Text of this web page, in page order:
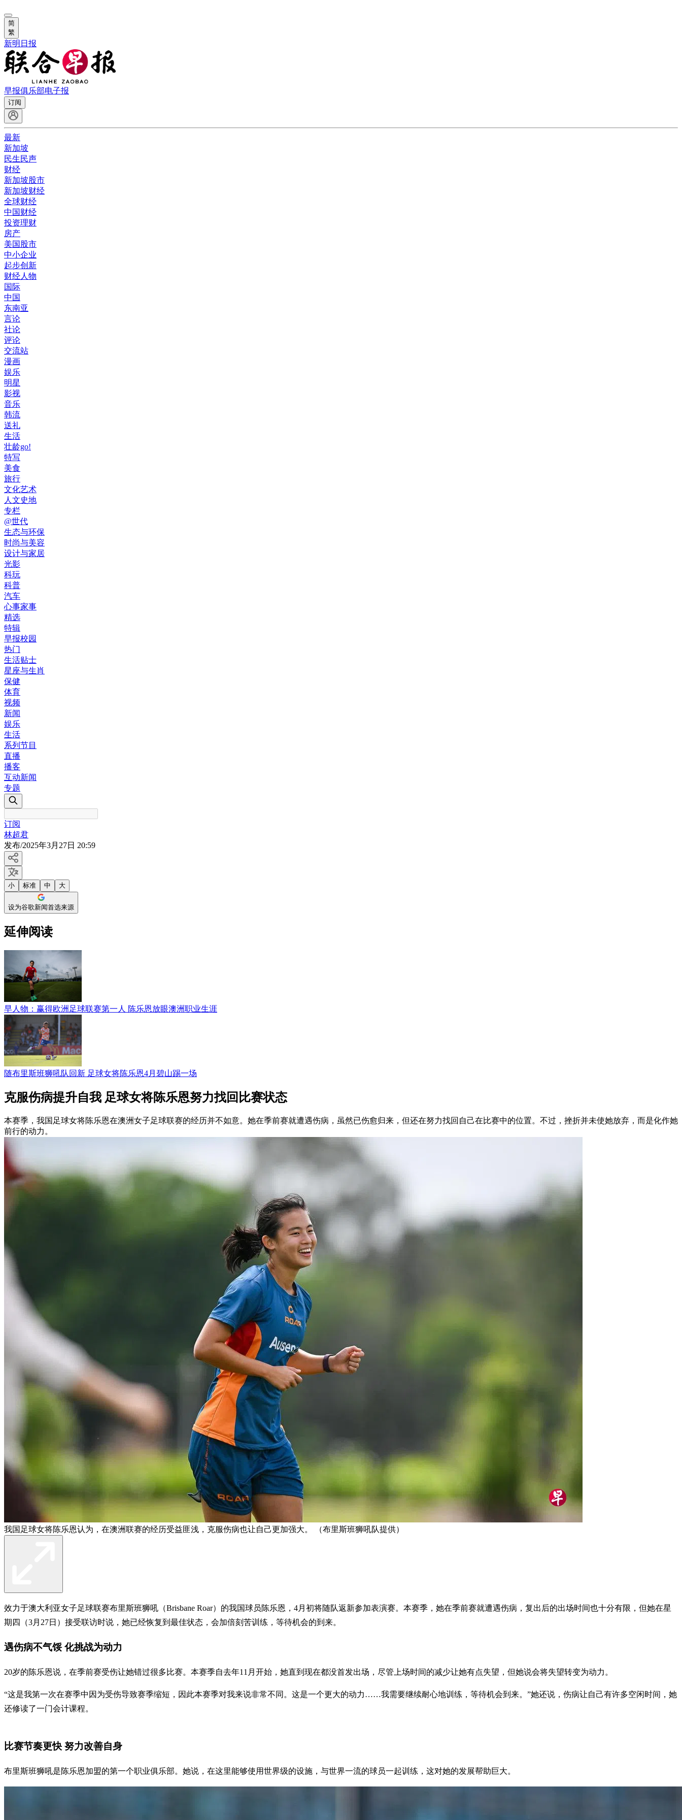
简
繁
新明日报
早报俱乐部电子报
订阅
最新
新加坡
民生民声
财经
新加坡股市
新加坡财经
全球财经
中国财经
投资理财
房产
美国股市
中小企业
起步创新
财经人物
国际
中国
东南亚
言论
社论
评论
交流站
漫画
娱乐
明星
影视
音乐
韩流
送礼
生活
壮龄go!
特写
美食
旅行
文化艺术
人文史地
专栏
@世代
生态与环保
时尚与美容
设计与家居
光影
科玩
科普
汽车
心事家事
精选
特辑
早报校园
热门
生活贴士
星座与生肖
保健
体育
视频
新闻
娱乐
生活
系列节目
直播
播客
互动新闻
专题
订阅
林超君
发布/2025年3月27日 20:59
小 标准 中 大
设为谷歌新闻首选来源
延伸阅读
早人物：赢得欧洲足球联赛第一人 陈乐恩放眼澳洲职业生涯
随布里斯班狮吼队回新 足球女将陈乐恩4月碧山踢一场
克服伤病提升自我 足球女将陈乐恩努力找回比赛状态
本赛季，我国足球女将陈乐恩在澳洲女子足球联赛的经历并不如意。她在季前赛就遭遇伤病，虽然已伤愈归来，但还在努力找回自己在比赛中的位置。不过，挫折并未使她放弃，而是化作她
前行的动力。
我国足球女将陈乐恩认为，在澳洲联赛的经历受益匪浅，克服伤病也让自己更加强大。 （布里斯班狮吼队提供）
效力于澳大利亚女子足球联赛布里斯班狮吼（Brisbane Roar）的我国球员陈乐恩，4月初将随队返新参加表演赛。本赛季，她在季前赛就遭遇伤病，复出后的出场时间也十分有限，但她在星
期四（3月27日）接受联访时说，她已经恢复到最佳状态，会加倍刻苦训练，等待机会的到来。
遇伤病不气馁 化挑战为动力
20岁的陈乐恩说，在季前赛受伤让她错过很多比赛。本赛季自去年11月开始，她直到现在都没首发出场，尽管上场时间的减少让她有点失望，但她说会将失望转变为动力。
“这是我第一次在赛季中因为受伤导致赛季缩短，因此本赛季对我来说非常不同。这是一个更大的动力……我需要继续耐心地训练，等待机会到来。”她还说，伤病让自己有许多空闲时间，她
还修读了一门会计课程。
比赛节奏更快 努力改善自身
布里斯班狮吼是陈乐恩加盟的第一个职业俱乐部。她说，在这里能够使用世界级的设施，与世界一流的球员一起训练，这对她的发展帮助巨大。